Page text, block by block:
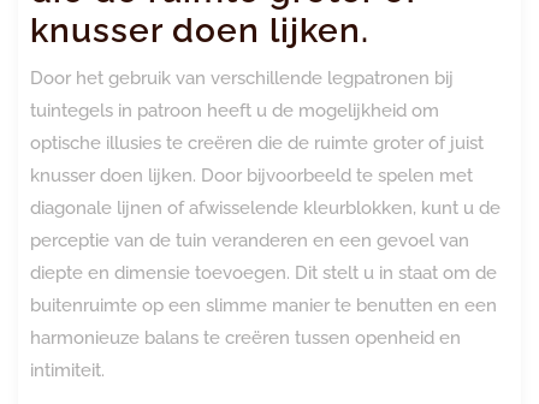
knusser doen lijken.
Door het gebruik van verschillende legpatronen bij
tuintegels in patroon heeft u de mogelijkheid om
optische illusies te creëren die de ruimte groter of juist
knusser doen lijken. Door bijvoorbeeld te spelen met
diagonale lijnen of afwisselende kleurblokken, kunt u de
perceptie van de tuin veranderen en een gevoel van
diepte en dimensie toevoegen. Dit stelt u in staat om de
buitenruimte op een slimme manier te benutten en een
harmonieuze balans te creëren tussen openheid en
intimiteit.